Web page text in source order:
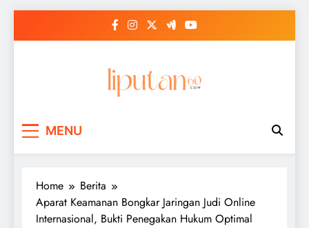
MENU
Home
Berita
Aparat Keamanan Bongkar Jaringan Judi Online
Internasional, Bukti Penegakan Hukum Optimal